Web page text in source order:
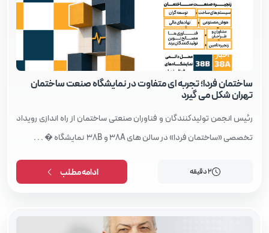
اخبار
ساختمان فردا؛ تجربه‌ ای متفاوت در نمایشگاه صنعت ساختمان
تهران شکل می‌ گیرد
رئیس انجمن تولیدکنندگان و فناوران صنعتی ساختمان از راه‌ اندازی رویداد
تخصصی «ساختمان فردا» در سالن‌ های 38A و 38B نمایشگاه � . . .
2 دقیقه ادامه مطلب